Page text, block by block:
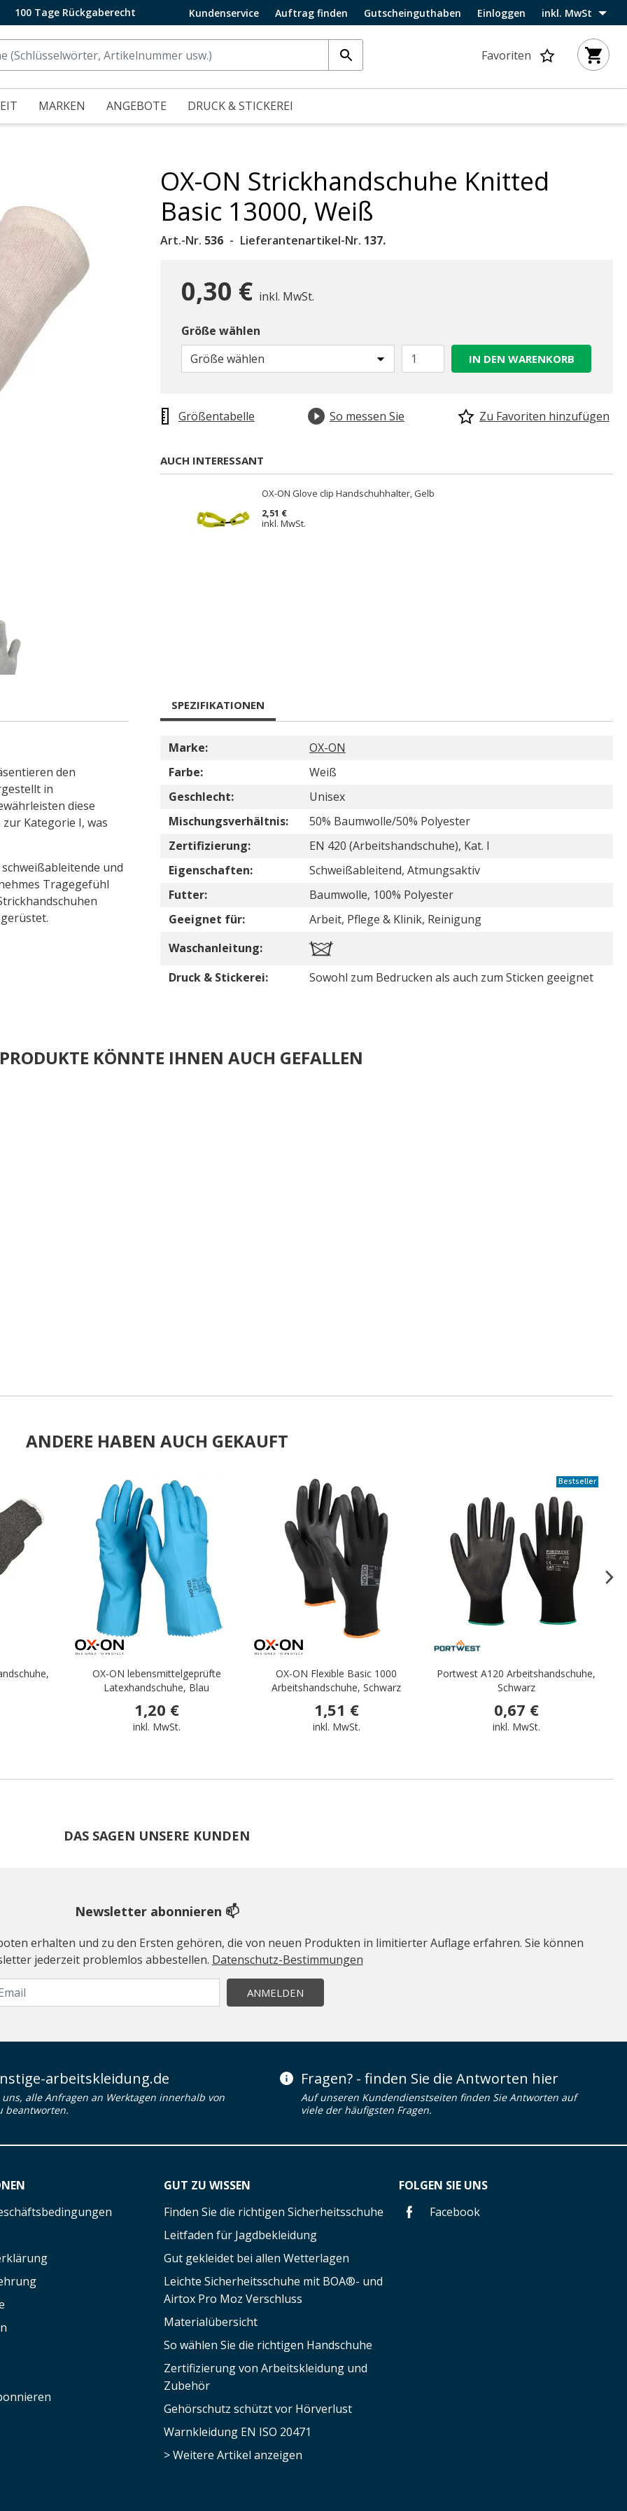
100 Tage Rückgaberecht Kundenservice Auftrag finden Gutscheinguthaben Einloggen inkl. MwSt
Favoriten
MARKEN ANGEBOTE DRUCK & STICKEREI
OX-ON Strickhandschuhe Knitted
Basic 13000, Weiß
Art.-Nr. 536 Lieferantenartikel-Nr. 137.
0,30 € inkl. MwSt.
Größe wählen
Größe wählen
IN DEN WARENKORB
Größentabelle So messen Sie Zu Favoriten hinzufügen
AUCH INTERESSANT
OX-ON Glove clip Handschuhhalter, Gelb
2,51 €
inkl. MwSt.
den
in
diese
Kategorie I, was
und
Tragegefühl
SPEZIFIKATIONEN
Marke:
OX-ON
Farbe:
Weiß
Geschlecht:
Unisex
Mischungsverhältnis:
50% Baumwolle/50% Polyester
Zertifizierung:
EN 420 (Arbeitshandschuhe), Kat. I
Eigenschaften:
Schweißableitend, Atmungsaktiv
Futter:
Baumwolle, 100% Polyester
Geeignet für:
Arbeit, Pflege & Klinik, Reinigung
Waschanleitung:
Druck & Stickerei:
Sowohl zum Bedrucken als auch zum Sticken geeignet
KÖNNTE IHNEN AUCH GEFALLEN
ANDERE HABEN AUCH GEKAUFT
OX-ON lebensmittelgeprüfte
Latexhandschuhe, Blau
1,20 €
inkl. MwSt.
OX-ON Flexible Basic 1000
Arbeitshandschuhe, Schwarz
1,51 €
inkl. MwSt.
Bestseller
Portwest A120 Arbeitshandschuhe,
Schwarz
0,67 €
inkl. MwSt.
DAS SAGEN UNSERE KUNDEN
Newsletter abonnieren 📫
erhalten und zu den Ersten gehören, die von neuen Produkten in limitierter Auflage erfahren. Sie können
jederzeit problemlos abbestellen. Datenschutz-Bestimmungen
ANMELDEN
arbeitskleidung.de
alle Anfragen an Werktagen innerhalb von
beantworten.
Fragen? - finden Sie die Antworten hier
Auf unseren Kundendienstseiten finden Sie Antworten auf
viele der häufigsten Fragen.
GUT ZU WISSEN
Finden Sie die richtigen Sicherheitsschuhe
Leitfaden für Jagdbekleidung
Gut gekleidet bei allen Wetterlagen
Leichte Sicherheitsschuhe mit BOA®- und
Airtox Pro Moz Verschluss
Materialübersicht
So wählen Sie die richtigen Handschuhe
Zertifizierung von Arbeitskleidung und
Zubehör
Gehörschutz schützt vor Hörverlust
Warnkleidung EN ISO 20471
> Weitere Artikel anzeigen
FOLGEN SIE UNS
Facebook